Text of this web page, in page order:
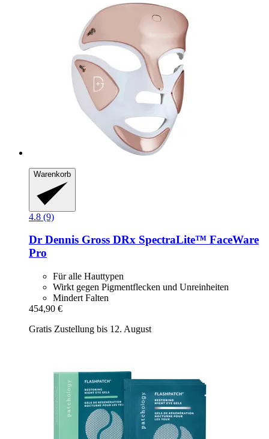
Warenkorb
4.8 (9)
Dr Dennis Gross DRx SpectraLite™ FaceWare
Pro
Für alle Hauttypen
Wirkt gegen Pigmentflecken und Unreinheiten
Mindert Falten
454,90 €
Gratis Zustellung bis 12. August